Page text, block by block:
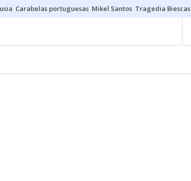
Carabelas portuguesas Mikel Santos Tragedia Biescas